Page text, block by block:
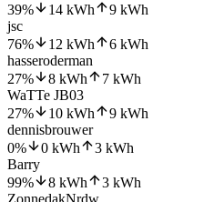
39% 14 kWh 9 kWh
jsc
76% 12 kWh 6 kWh
hasseroderman
27% 8 kWh 7 kWh
WaTTe JB03
27% 10 kWh 9 kWh
dennisbrouwer
0% 0 kWh 3 kWh
Barry
99% 8 kWh 3 kWh
ZonnedakNrdw